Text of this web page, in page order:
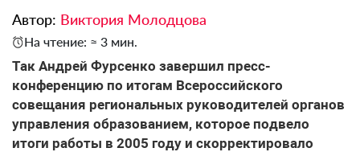
Автор: Виктория Молодцова
На чтение: ≈ 3 мин.
Так Андрей Фурсенко завершил пресс-
конференцию по итогам Всероссийского
совещания региональных руководителей органов
управления образованием, которое подвело
итоги работы в 2005 году и скорректировало